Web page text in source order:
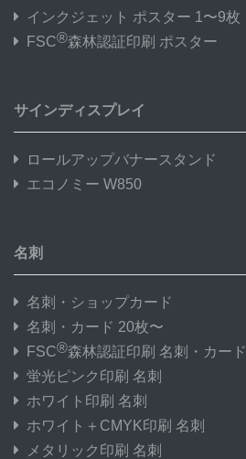
インクジェット ポスター 1〜9枚
FSC®森林認証印刷 ポスター
サインディスプレイ
ロールアップバナースタンド
エコノミー W850
名刺
名刺・ショップカード
名刺・カード 20枚〜
FSC®森林認証印刷 名刺・カード
蛍光ピンク印刷 名刺
ホワイト印刷 名刺
ホワイト＋CMYK印刷 名刺
メタリック印刷 名刺